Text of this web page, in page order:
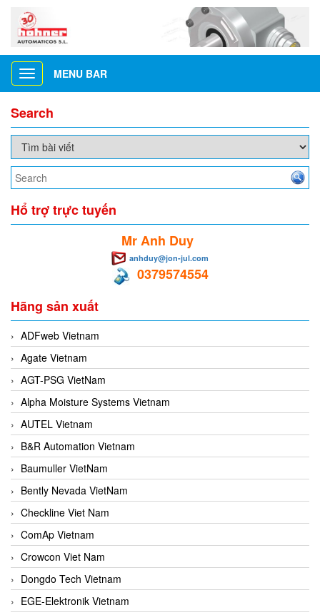
Toggle
navigation
MENU BAR
Search
Hổ trợ trực tuyến
Mr Anh Duy
anhduy@jon-jul.com
0379574554
Hãng sản xuất
ADFweb Vietnam
Agate Vietnam
AGT-PSG VietNam
Alpha Moisture Systems Vietnam
AUTEL Vietnam
B&R Automation Vietnam
Baumuller VietNam
Bently Nevada VietNam
Checkline Viet Nam
ComAp Vietnam
Crowcon Viet Nam
Dongdo Tech Vietnam
EGE-Elektronik Vietnam